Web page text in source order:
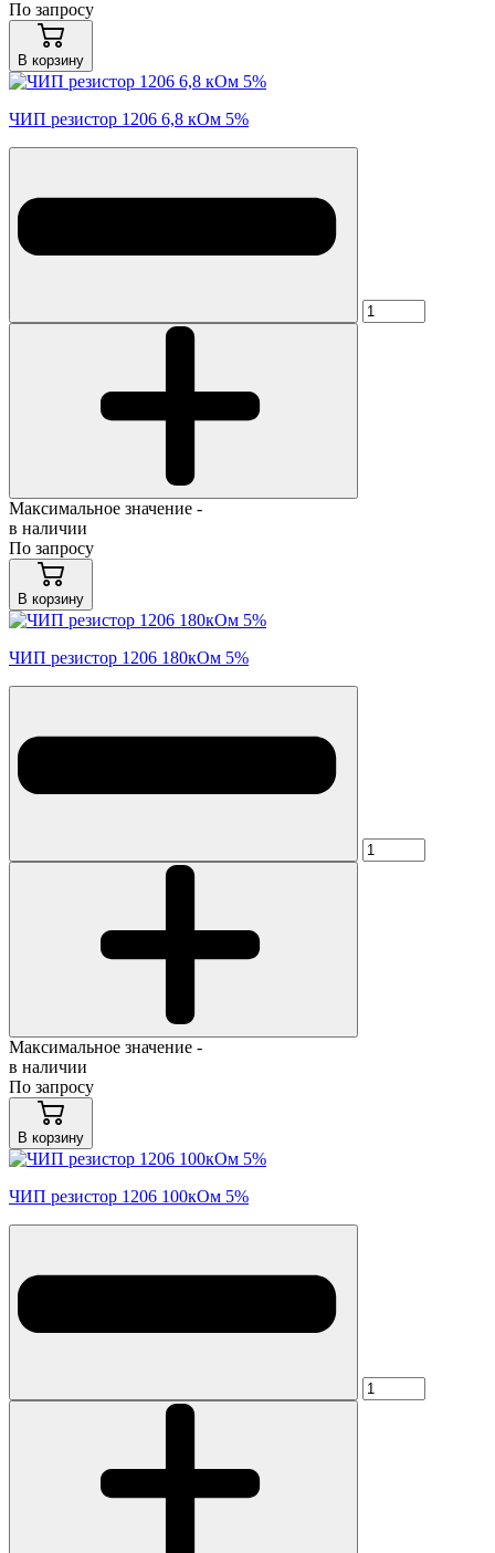
По запросу
В корзину
ЧИП резистор 1206 6,8 кОм 5%
Максимальное значение -
в наличии
По запросу
В корзину
ЧИП резистор 1206 180кОм 5%
Максимальное значение -
в наличии
По запросу
В корзину
ЧИП резистор 1206 100кОм 5%